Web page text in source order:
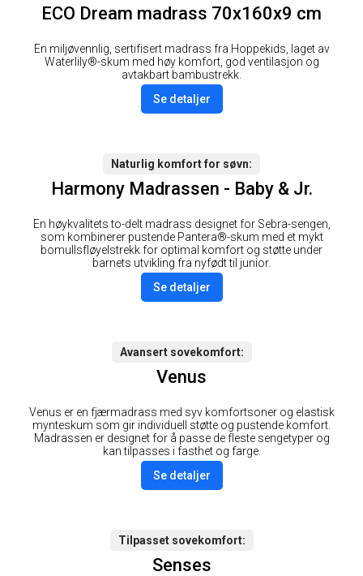
ECO Dream madrass 70x160x9 cm
En miljøvennlig, sertifisert madrass fra Hoppekids, laget av
Waterlily®-skum med høy komfort, god ventilasjon og
avtakbart bambustrekk.
Se detaljer
Naturlig komfort for søvn
Harmony Madrassen - Baby & Jr.
En høykvalitets to-delt madrass designet for Sebra-sengen,
som kombinerer pustende Pantera®-skum med et mykt
bomullsfløyelstrekk for optimal komfort og støtte under
barnets utvikling fra nyfødt til junior.
Se detaljer
Avansert sovekomfort
Venus
Venus er en fjærmadrass med syv komfortsoner og elastisk
mynteskum som gir individuell støtte og pustende komfort.
Madrassen er designet for å passe de fleste sengetyper og
kan tilpasses i fasthet og farge.
Se detaljer
Tilpasset sovekomfort
Senses